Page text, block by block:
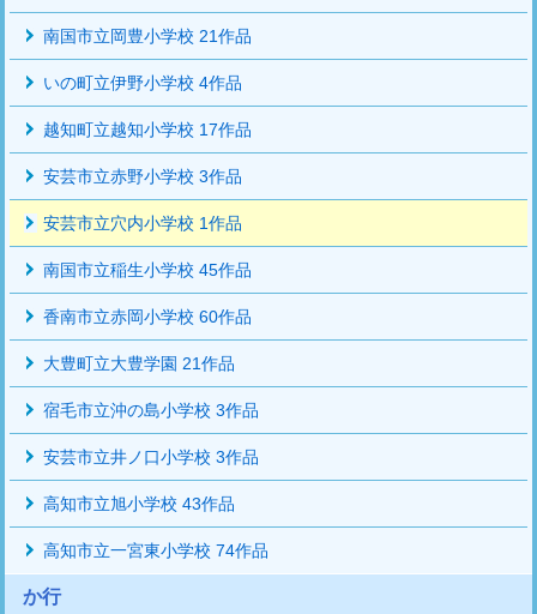
南国市立岡豊小学校 21作品
いの町立伊野小学校 4作品
越知町立越知小学校 17作品
安芸市立赤野小学校 3作品
安芸市立穴内小学校 1作品
南国市立稲生小学校 45作品
香南市立赤岡小学校 60作品
大豊町立大豊学園 21作品
宿毛市立沖の島小学校 3作品
安芸市立井ノ口小学校 3作品
高知市立旭小学校 43作品
高知市立一宮東小学校 74作品
か行